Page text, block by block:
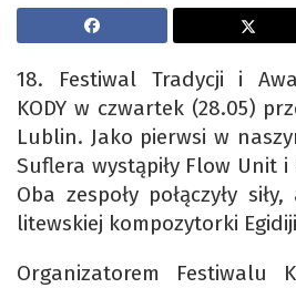
18. Festiwal Tradycji i
KODY w czwartek (28.05)
Lublin. Jako pierwsi w
Suflera wystąpiły Flow Unit
Oba zespoły połączyły
litewskiej kompozytorki
Organizatorem Festiwalu